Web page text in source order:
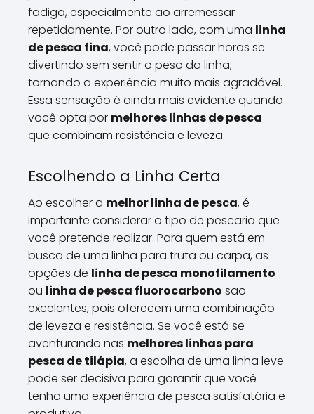
fadiga, especialmente ao arremessar
repetidamente. Por outro lado, com uma linha
de pesca fina, você pode passar horas se
divertindo sem sentir o peso da linha,
tornando a experiência muito mais agradável.
Essa sensação é ainda mais evidente quando
você opta por melhores linhas de pesca
que combinam resistência e leveza.
Escolhendo a Linha Certa
Ao escolher a melhor linha de pesca, é
importante considerar o tipo de pescaria que
você pretende realizar. Para quem está em
busca de uma linha para truta ou carpa, as
opções de linha de pesca monofilamento
ou linha de pesca fluorocarbono são
excelentes, pois oferecem uma combinação
de leveza e resistência. Se você está se
aventurando nas melhores linhas para
pesca de tilápia, a escolha de uma linha leve
pode ser decisiva para garantir que você
tenha uma experiência de pesca satisfatória e